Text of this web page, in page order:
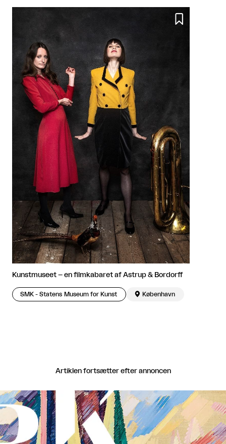

Kunstmuseet – en filmkabaret af Astrup & Bordorff
SMK - Statens Museum for Kunst  København
Artiklen fortsætter efter annoncen